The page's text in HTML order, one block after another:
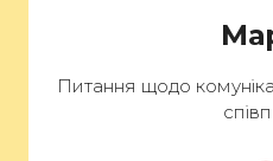
Питання щодо